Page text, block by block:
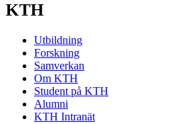
KTH
Utbildning
Forskning
Samverkan
Om KTH
Student på KTH
Alumni
KTH Intranät